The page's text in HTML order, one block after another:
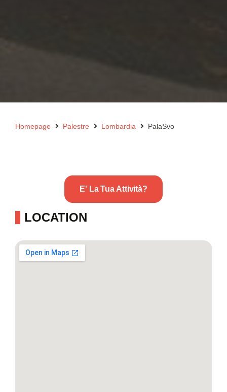
Homepage Palestre Lombardia PalaSvo
E' La Tua Attività?
LOCATION